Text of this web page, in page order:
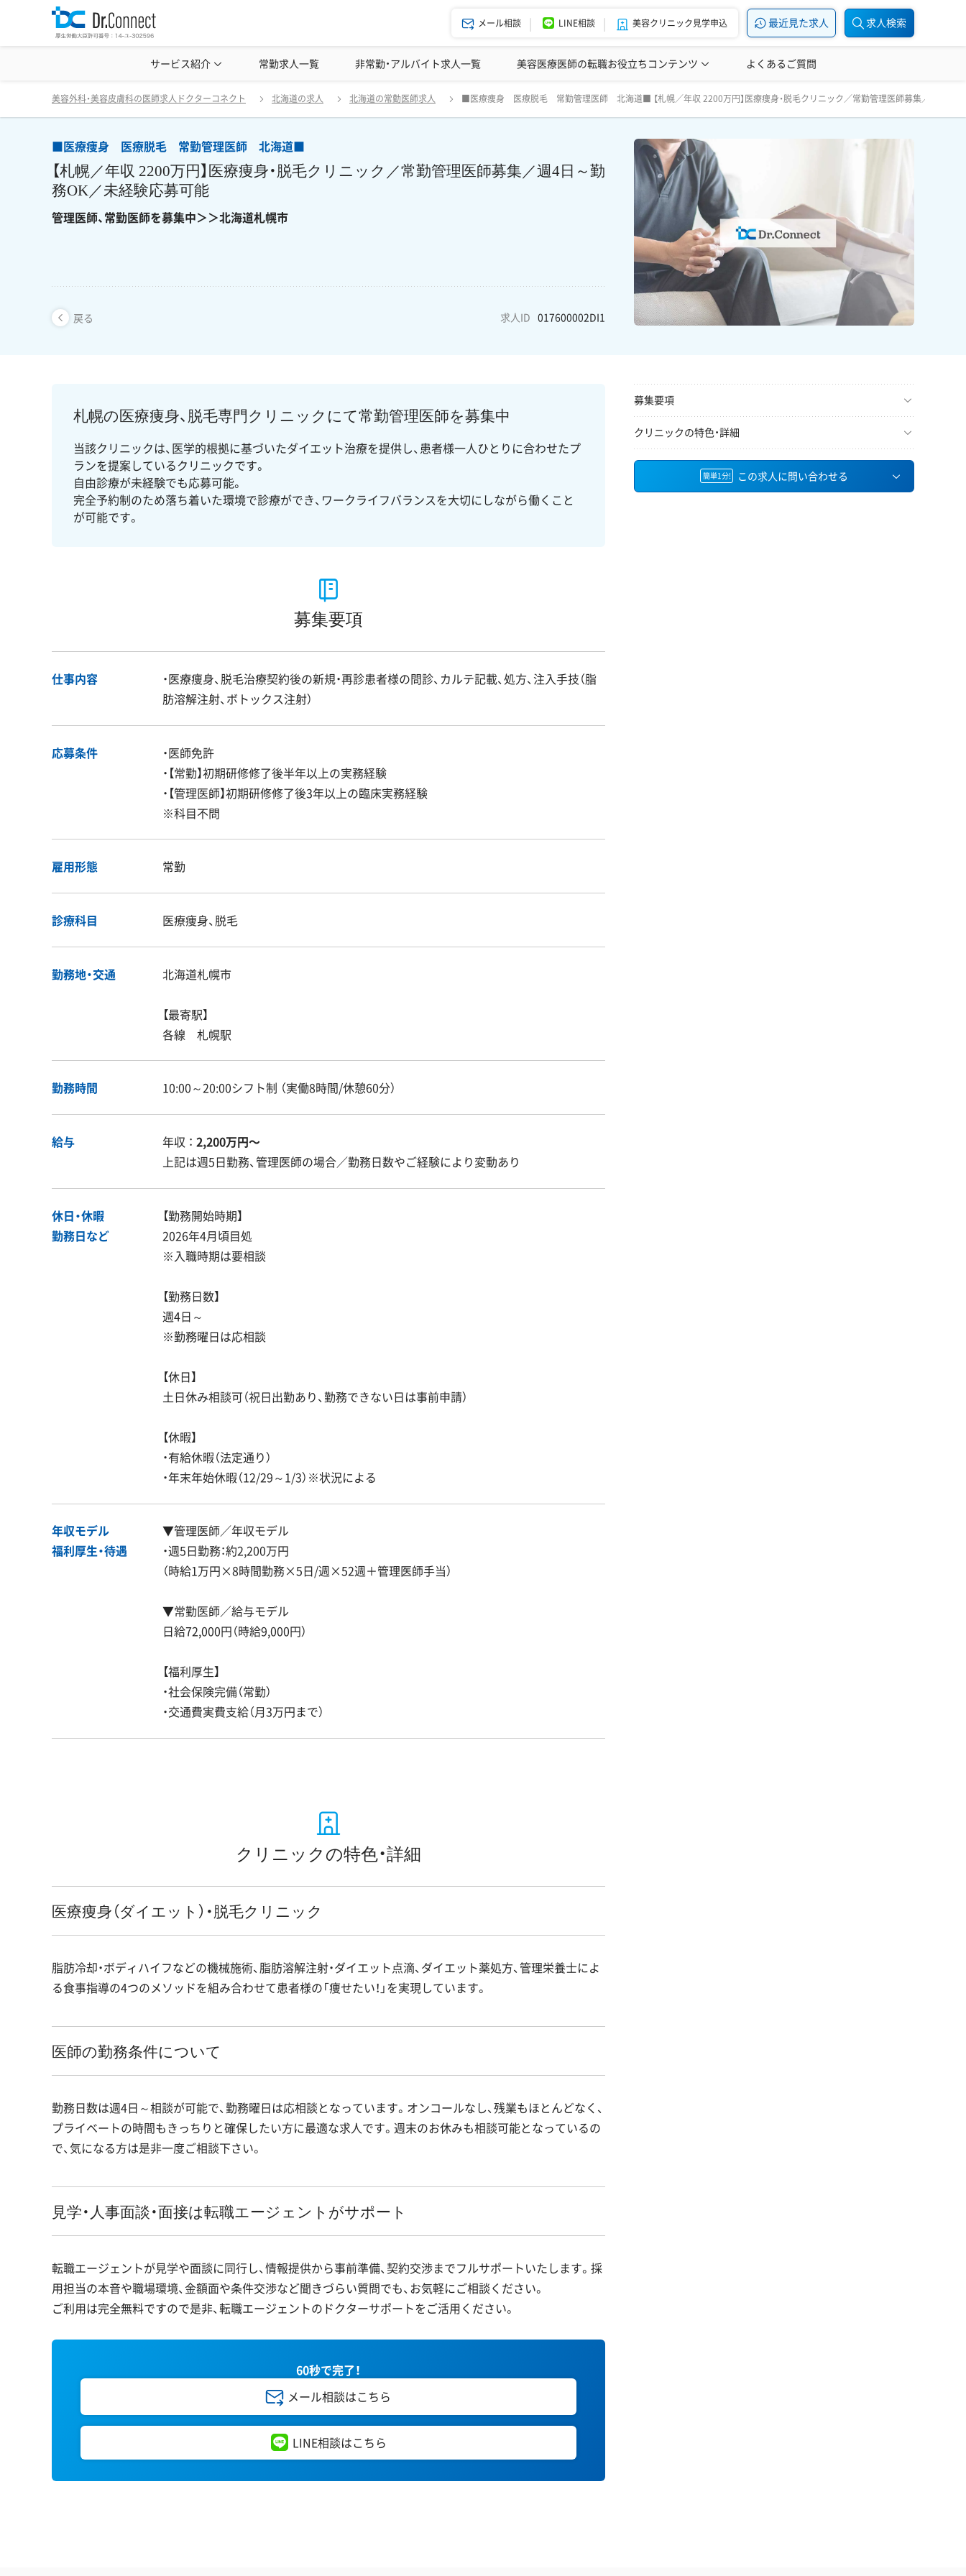
メール相談 LINE相談 美容クリニック見学申込 最近見た求人 求人検索
サービス紹介 ドクターコネクトの強み エージェント紹介
常勤求人一覧 非常勤・アルバイト求人一覧 美容医療医師の転職お役立ちコンテンツ
美容クリニック見学・研修情報 美容外科・美容皮膚科の医師転職体験談 美容クリニックインタビュー 美容医療の転職お役立ち記事 美容医療辞典
よくあるご質問
美容外科・美容皮膚科の医師求人ドクターコネクト 北海道の求人 北海道の常勤医師求人 ■医療痩身 医療脱毛 常勤管理医師 北海道■ 【札幌／年収 2200万円】医療痩身・脱毛クリニック／常勤管理医師募集／週4日～
■医療痩身 医療脱毛 常勤管理医師 北海道■
【札幌／年収 2200万円】医療痩身・脱毛クリニック／常勤管理医師募集／週4日～勤
務OK／未経験応募可能
管理医師、常勤医師を募集中＞＞北海道札幌市
戻る 求人ID 017600002DI1
戻る
■医療痩身 医療脱毛 常勤管理医師 北海道■ 【札幌／年収 2200万円】医療痩身・脱毛クリニック／常勤管理医師募集／週4日～勤務OK／未経験応募可能 管理医師、常勤医師を募
札幌の医療痩身、脱毛専門クリニックにて常勤管理医師を募集中
当該クリニックは、医学的根拠に基づいたダイエット治療を提供し、患者様一人ひとりに合わせたプ
ランを提案しているクリニックです。
自由診療が未経験でも応募可能。
完全予約制のため落ち着いた環境で診療ができ、ワークライフバランスを大切にしながら働くこと
が可能です。
募集要項
仕事内容
・医療痩身、脱毛治療契約後の新規・再診患者様の問診、カルテ記載、処方、注入手技（脂
肪溶解注射、ボトックス注射）
応募条件
・医師免許
・【常勤】初期研修修了後半年以上の実務経験
・【管理医師】初期研修修了後3年以上の臨床実務経験
※科目不問
雇用形態 常勤
診療科目 医療痩身、脱毛
勤務地・交通 北海道札幌市
【最寄駅】
各線 札幌駅
勤務時間 10:00～20:00シフト制 （実働8時間/休憩60分）
給与 年収 ： 2,200万円〜
上記は週5日勤務、管理医師の場合／勤務日数やご経験により変動あり
休日・休暇
勤務日など
【勤務開始時期】
2026年4月頃目処
※入職時期は要相談
【勤務日数】
週4日～
※勤務曜日は応相談
【休日】
土日休み相談可（祝日出勤あり、勤務できない日は事前申請）
【休暇】
・有給休暇（法定通り）
・年末年始休暇（12/29～1/3）※状況による
年収モデル
福利厚生・待遇
▼管理医師／年収モデル
・週5日勤務：約2,200万円
（時給1万円×8時間勤務×5日/週×52週＋管理医師手当）
▼常勤医師／給与モデル
日給72,000円（時給9,000円）
【福利厚生】
・社会保険完備（常勤）
・交通費実費支給（月3万円まで）
クリニックの特色・詳細
医療痩身（ダイエット）・脱毛クリニック
脂肪冷却・ボディハイフなどの機械施術、脂肪溶解注射・ダイエット点滴、ダイエット薬処方、管理栄養士によ
る食事指導の4つのメソッドを組み合わせて患者様の「痩せたい！」を実現しています。
医師の勤務条件について
勤務日数は週4日～相談が可能で、勤務曜日は応相談となっています。オンコールなし、残業もほとんどなく、
プライベートの時間もきっちりと確保したい方に最適な求人です。週末のお休みも相談可能となっているの
で、気になる方は是非一度ご相談下さい。
見学・人事面談・面接は転職エージェントがサポート
転職エージェントが見学や面談に同行し、情報提供から事前準備、契約交渉までフルサポートいたします。採
用担当の本音や職場環境、金額面や条件交渉など聞きづらい質問でも、お気軽にご相談ください。
ご利用は完全無料ですので是非、転職エージェントのドクターサポートをご活用ください。
60秒で完了！
メール相談はこちら
LINE相談はこちら
募集要項
クリニックの特色・詳細
簡単1分! この求人に問い合わせる